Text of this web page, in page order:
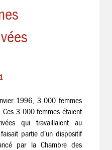
1
1996, 3 000 femmes
3 000 femmes étaient
qui travaillaient au
partie d’un dispositif
par la Chambre des